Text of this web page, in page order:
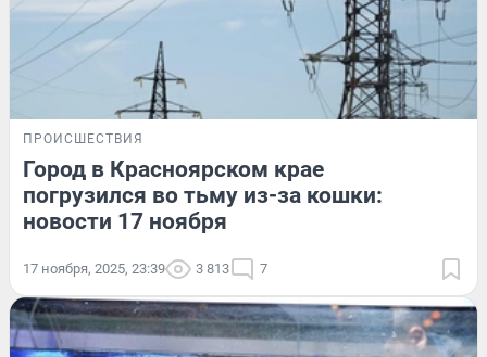
ПРОИСШЕСТВИЯ
Город в Красноярском крае
погрузился во тьму из-за кошки:
новости 17 ноября
17 ноября, 2025, 23:39 3 813 7